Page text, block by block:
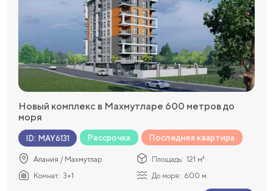
Новый комплекс в Махмутларе 600 метров до
моря
ID: MAY6131 Рассрочка Последняя квартира
Алания / Махмутлар Площадь: 121 м²
Комнат: 3+1 До моря: 600 м